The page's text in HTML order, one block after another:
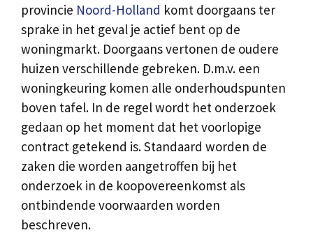
provincie Noord-Holland komt doorgaans ter
sprake in het geval je actief bent op de
woningmarkt. Doorgaans vertonen de oudere
huizen verschillende gebreken. D.m.v. een
woningkeuring komen alle onderhoudspunten
boven tafel. In de regel wordt het onderzoek
gedaan op het moment dat het voorlopige
contract getekend is. Standaard worden de
zaken die worden aangetroffen bij het
onderzoek in de koopovereenkomst als
ontbindende voorwaarden worden
beschreven.